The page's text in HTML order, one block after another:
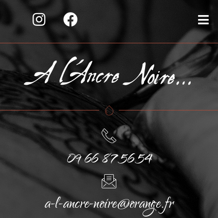
09 66 87 56 54
a-l-ancre-noire@orange.fr